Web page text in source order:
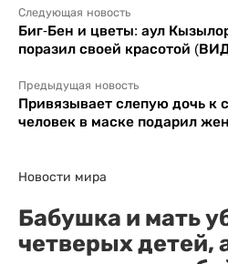
Следующая новость
Биг-Бен и цветы: аул
поразил своей красотой
Предыдущая новость
Привязывает слепую дочь к
человек в маске подарил
Новости мира
Бабушка и мать
четверых детей,